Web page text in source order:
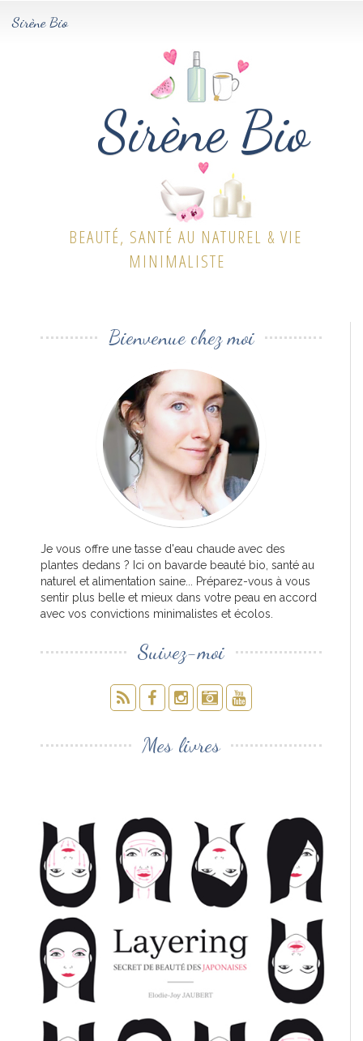
Sirène Bio
Sirène Bio
BEAUTÉ, SANTÉ AU NATUREL & VIE
MINIMALISTE
Bienvenue chez moi
Je vous offre une tasse d'eau chaude avec des
plantes dedans ? Ici on bavarde beauté bio, santé au
naturel et alimentation saine... Préparez-vous à vous
sentir plus belle et mieux dans votre peau en accord
avec vos convictions minimalistes et écolos.
Suivez-moi
Mes livres